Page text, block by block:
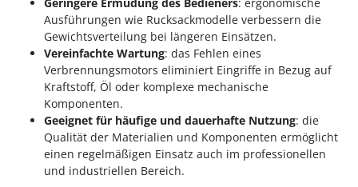
Geringere Ermüdung des Bedieners: ergonomische
Ausführungen wie Rucksackmodelle verbessern die
Gewichtsverteilung bei längeren Einsätzen.
Vereinfachte Wartung: das Fehlen eines
Verbrennungsmotors eliminiert Eingriffe in Bezug auf
Kraftstoff, Öl oder komplexe mechanische
Komponenten.
Geeignet für häufige und dauerhafte Nutzung: die
Qualität der Materialien und Komponenten ermöglicht
einen regelmäßigen Einsatz auch im professionellen
und industriellen Bereich.